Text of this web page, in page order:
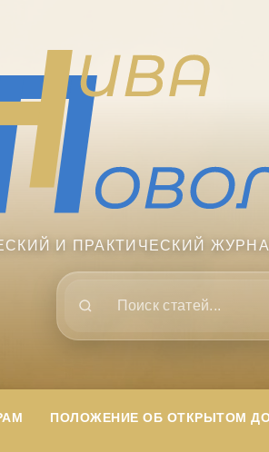
И ПРАКТИЧЕСКИЙ
ПОЛОЖЕНИЕ ОБ ОТКРЫТОМ